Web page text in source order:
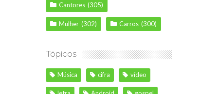
Cantores (305)
Mulher (302) Carros (300)
Tópicos
Música cifra vídeo